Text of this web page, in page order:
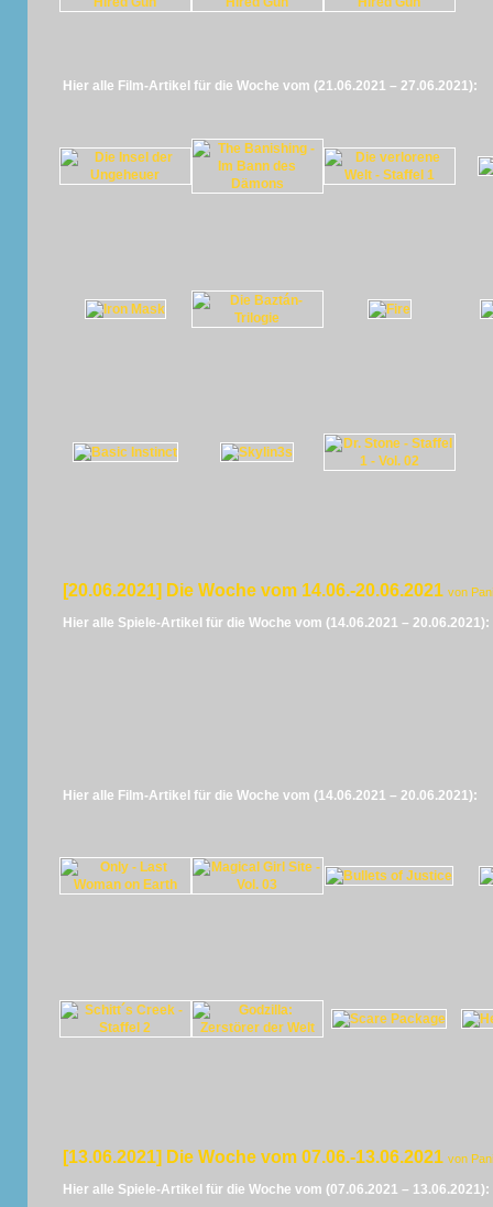
Hier alle Film-Artikel für die Woche vom (21.06.2021 – 27.06.2021):
[20.06.2021] Die Woche vom 14.06.-20.06.2021 von
Hier alle Spiele-Artikel für die Woche vom (14.06.2021 – 20.06.2021):
Hier alle Film-Artikel für die Woche vom (14.06.2021 – 20.06.2021):
[13.06.2021] Die Woche vom 07.06.-13.06.2021 von
Hier alle Spiele-Artikel für die Woche vom (07.06.2021 – 13.06.2021):